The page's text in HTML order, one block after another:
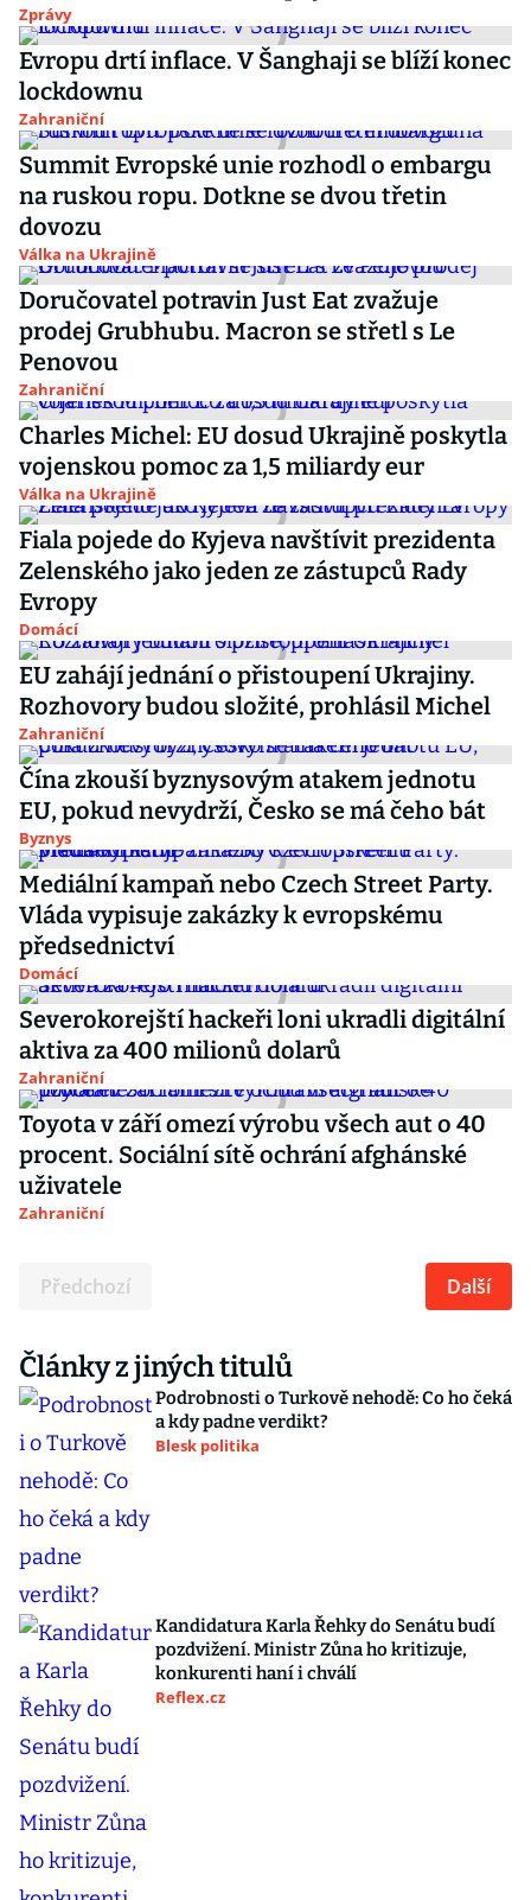
Zprávy
Evropu drtí inflace. V Šanghaji se blíží konec
lockdownu
Zahraniční
Summit Evropské unie rozhodl o embargu
na ruskou ropu. Dotkne se dvou třetin
dovozu
Válka na Ukrajině
Doručovatel potravin Just Eat zvažuje
prodej Grubhubu. Macron se střetl s Le
Penovou
Zahraniční
Charles Michel: EU dosud Ukrajině poskytla
vojenskou pomoc za 1,5 miliardy eur
Válka na Ukrajině
Fiala pojede do Kyjeva navštívit prezidenta
Zelenského jako jeden ze zástupců Rady
Evropy
Domácí
EU zahájí jednání o přistoupení Ukrajiny.
Rozhovory budou složité, prohlásil Michel
Zahraniční
Čína zkouší byznysovým atakem jednotu
EU, pokud nevydrží, Česko se má čeho bát
Byznys
Mediální kampaň nebo Czech Street Party.
Vláda vypisuje zakázky k evropskému
předsednictví
Domácí
Severokorejští hackeři loni ukradli digitální
aktiva za 400 milionů dolarů
Zahraniční
Toyota v září omezí výrobu všech aut o 40
procent. Sociální sítě ochrání afghánské
uživatele
Zahraniční
Předchozí Další
Články z jiných titulů
Podrobnosti o Turkově nehodě: Co ho čeká
a kdy padne verdikt?
Blesk politika
Kandidatura Karla Řehky do Senátu budí
pozdvižení. Ministr Zůna ho kritizuje,
konkurenti haní i chválí
Reflex.cz